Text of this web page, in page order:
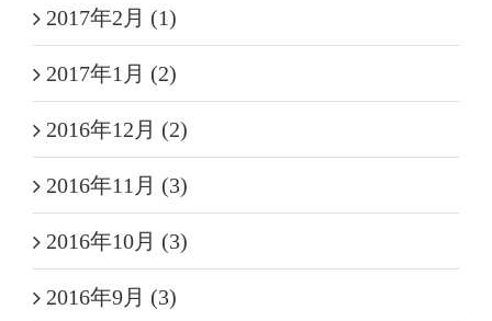
2017年2月 (1)
2017年1月 (2)
2016年12月 (2)
2016年11月 (3)
2016年10月 (3)
2016年9月 (3)